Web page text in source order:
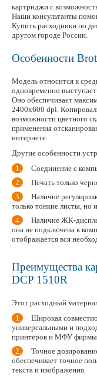
картриджи с
Наши консультанты
Купить расходники по
другом городе России.
Особенности
Модель относится к
одновременно
Оно обеспечивает
2400x600 dpi.
возможности цветного
применения
интернете.
Другие особенности
Соединение с
Печать только
Наличие
только тонкие листы, но
Наличие ЖК-
она не подключена к
отображается вся
Преимущества
DCP 1510R
Этот расходный
Широкая
универсальными и
принтеров и МФУ фирмы
Точное
обеспечивает точное
текста и изображения.